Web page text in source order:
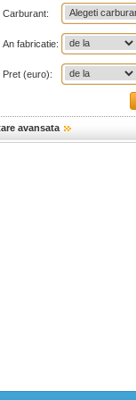
Carburant:
An fabricatie:
Pret (euro):
avansata